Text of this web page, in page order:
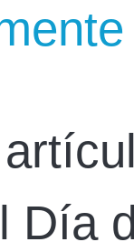
Día